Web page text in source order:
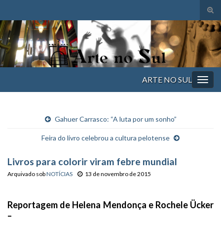
de
Search for:
ARTE NO SUL
Gahuer Carrasco: “A luta por um sonho”
Feira do livro celebrou a cultura pelotense
Livros para colorir viram febre mundial
Arquivado sobNOTÍCIAS 13 de novembro de 2015
Reportagem de Helena Mendonça e Rochele Ücker
–